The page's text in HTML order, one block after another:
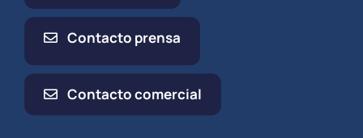
Contacto prensa
Contacto comercial